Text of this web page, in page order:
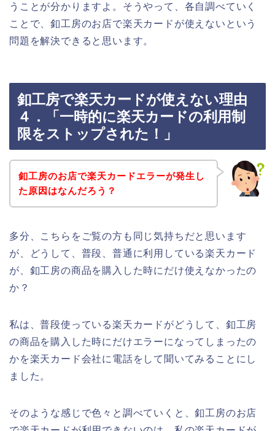
うことが分かりますよ。そうやって、各自調べていく
ことで、釦工房のお店で楽天カードが使えないという
問題を解決できると思います。
釦工房で楽天カードが使えない理由
４．「一時的に楽天カードの利用制
限をストップされた！」
釦工房のお店で楽天カードエラーが発生し
た原因はなんだろう？
多分、こちらをご覧の方も同じ気持ちだと思います
が、どうして、普段、普通に利用している楽天カード
が、釦工房の商品を購入した時にだけ使えなかったの
か？
私は、普段使っている楽天カードがどうして、釦工房
の商品を購入した時にだけエラーになってしまったの
かを楽天カード会社に電話をして聞いてみることにし
ました。
そのような感じで色々と調べていくと、釦工房のお店